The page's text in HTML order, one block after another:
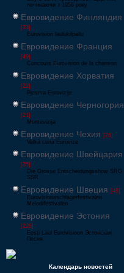
починаючи з 1956 року
Евровидение Финляндия
[33]
Eurovision laulukilpailu
Евровидение Франция
[49]
Concours Eurovision de la chanson
Евровидение Хорватия
[22]
Pjesma Eurovizije
Евровидение Черногория
[21]
Montevizija
Евровидение Чехия [26]
Velká cena Eurovize
Евровидение Швейцария
[35]
Die Grosse Entscheidungsshow SRG
SSR
Евровидение Швеция [48]
Eurovisionsschlagerfestivalen
Melodifestivalen
Евровидение Эстония
[226]
Eesti Laul Eurovisioon Эстонская
Песня
Календарь новостей